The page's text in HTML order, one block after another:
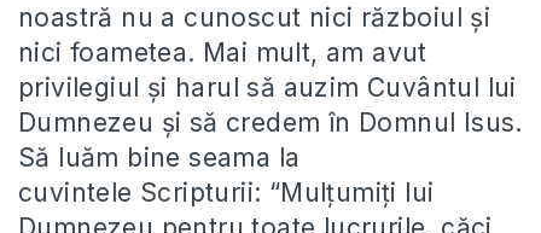
noastră nu a cunoscut nici războiul și
nici foametea. Mai mult, am avut
privilegiul și harul să auzim Cuvântul lui
Dumnezeu și să credem în Domnul Isus.
Să luăm bine seama la
cuvintele Scripturii: “Mulţumiţi lui